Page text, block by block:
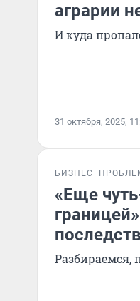
аграрии
И куда
31 октября, 2025,
БИЗНЕС
«Еще
Разбираемся,